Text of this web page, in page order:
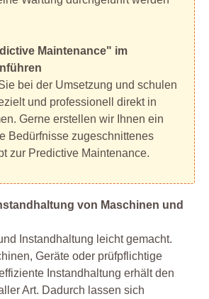
Maintenance" im
bei der Umsetzung und schulen
und professionell direkt in
Gerne erstellen wir Ihnen ein
Bedürfnisse zugeschnittenes
zur Predictive Maintenance.
von Maschinen und
Instandhaltung leicht gemacht.
Geräte oder prüfpflichtige
Instandhaltung erhält den
Art. Dadurch lassen sich